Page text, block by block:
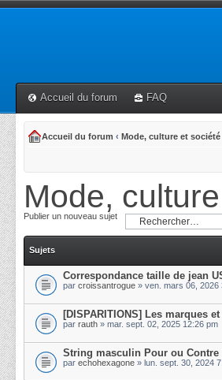
Accueil du forum FAQ
Accueil du forum ‹ Mode, culture et société
Mode,
Publier un nouveau sujet
Sujets
Correspondance taille de jean
par croissantrogue » ven. mars 06, 2026
[DISPARITIONS] Les marques
par rauth » mar. sept. 02, 2025 12:26 pm
String masculin Pour ou Contre
par echohexagone » lun. sept. 30, 2024